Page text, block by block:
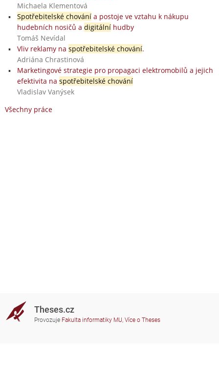
Michaela Klementová
Spotřebitelské chovánía postoje ve vztahu k nákupu
hudebních nosičů a digitálníhudby
Tomáš Nevídal
Vliv reklamy na spotřebitelské chování.
Adriána Chrastinová
Marketingové strategie pro propagaci elektromobilů a jejich
efektivita na spotřebitelské chování
Vladislav Vanýsek
Všechny práce
Theses.cz
Provozuje Fakulta informatiky MU, Více o Theses